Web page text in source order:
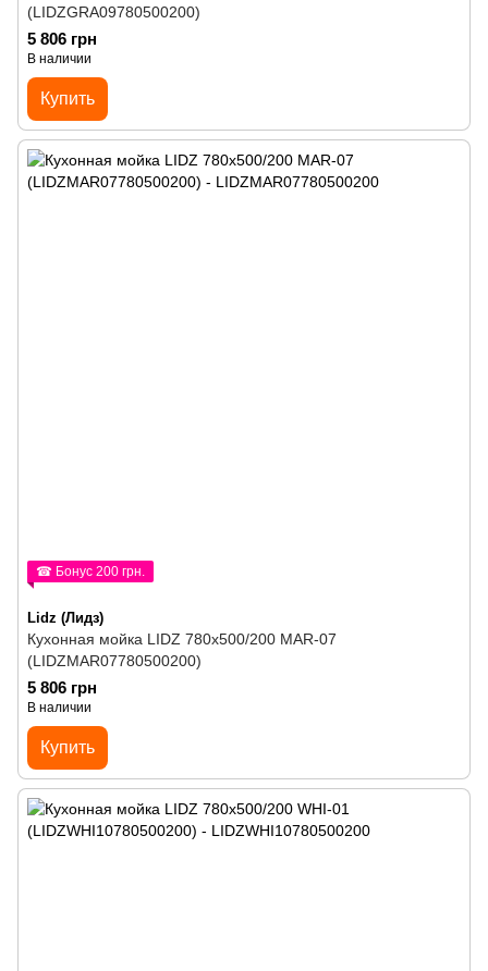
(LIDZGRA09780500200)
5 806 грн
В наличии
Купить
☎ Бонус 200 грн.
Lidz (Лидз)
Кухонная мойка LIDZ 780x500/200 MAR-07
(LIDZMAR07780500200)
5 806 грн
В наличии
Купить